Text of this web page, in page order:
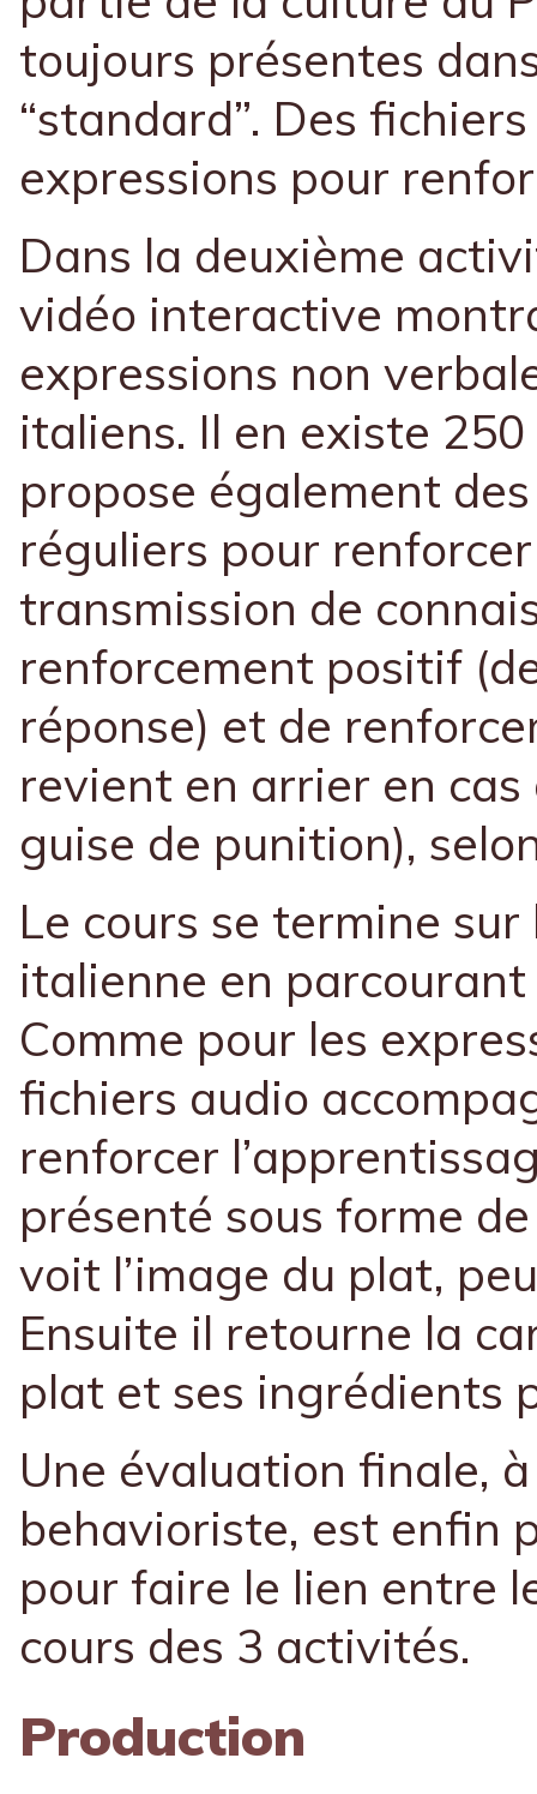
toujours présentes
“standard”. Des
expressions pour
Dans la deuxième
vidéo interactive
expressions non
italiens. Il en existe
propose également
réguliers pour
transmission de
renforcement positif
réponse) et de
revient en arrier en
guise de punition),
Le cours se termine
italienne en parcourant
Comme pour les
fichiers audio
renforcer
présenté sous forme
voit l’image du plat,
Ensuite il retourne la
plat et ses ingrédients
Une évaluation finale,
behavioriste, est enfin
pour faire le lien entre
cours des 3 activités.
Production